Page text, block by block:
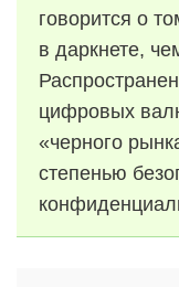
говорится о
в даркнете,
цифровых
«черного
степенью